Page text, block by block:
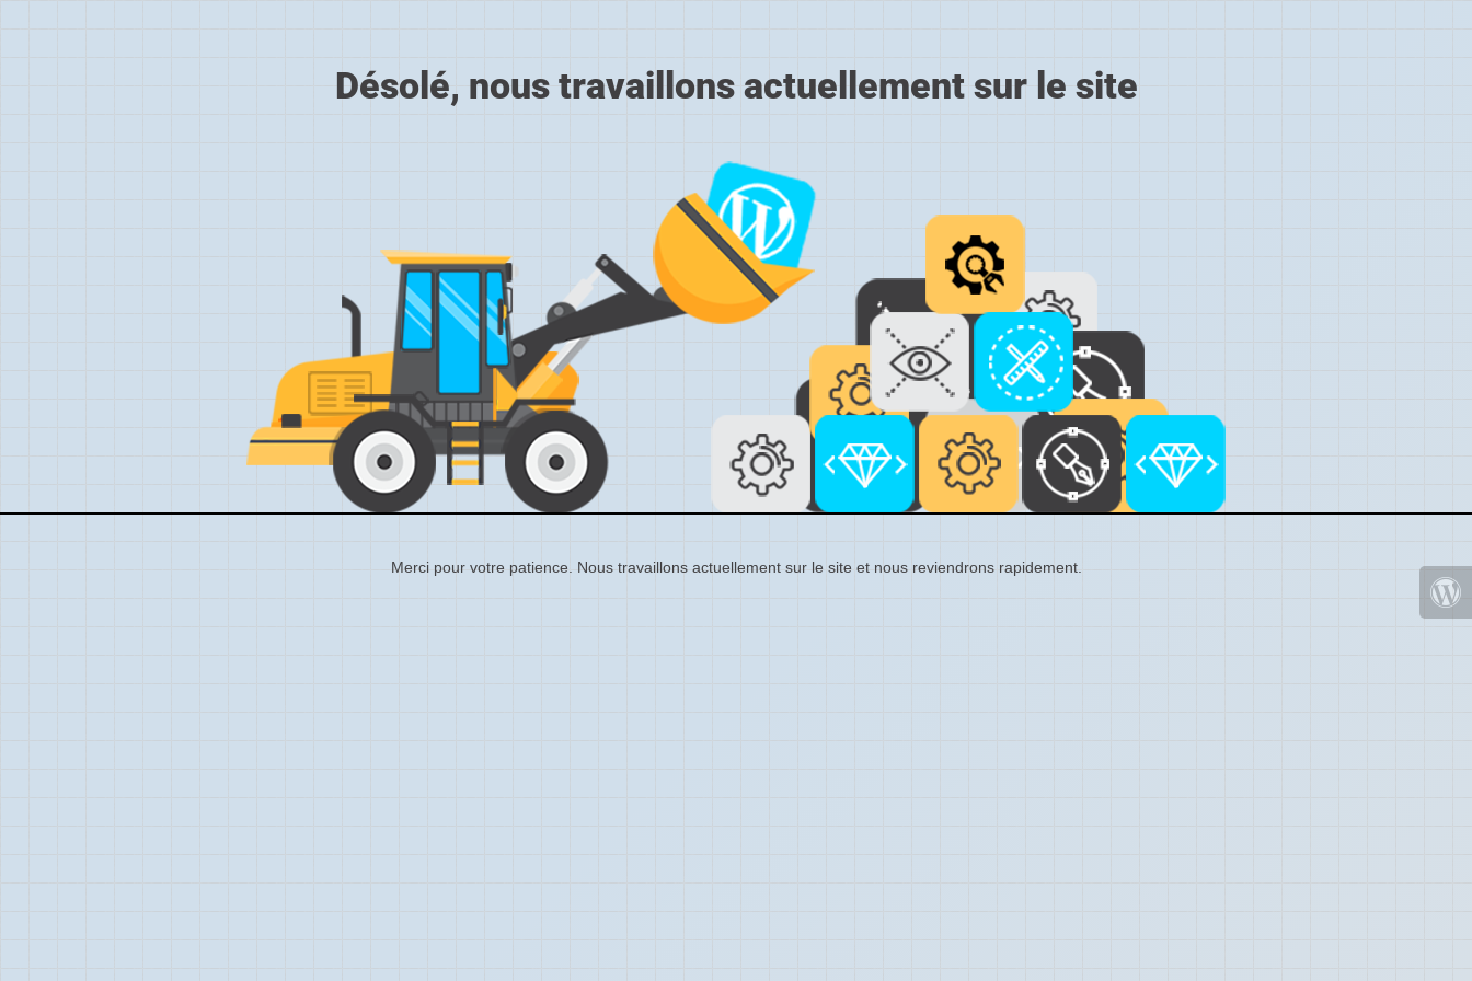
Désolé, nous travaillons actuellement sur le site
Merci pour votre patience. Nous travaillons actuellement sur le site et nous reviendrons rapidement.